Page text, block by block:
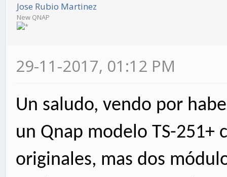
Jose Rubio Martinez
New QNAP
29-11-2017, 01:12 PM
Un saludo, vendo por
un Qnap modelo TS-251+
originales, mas dos